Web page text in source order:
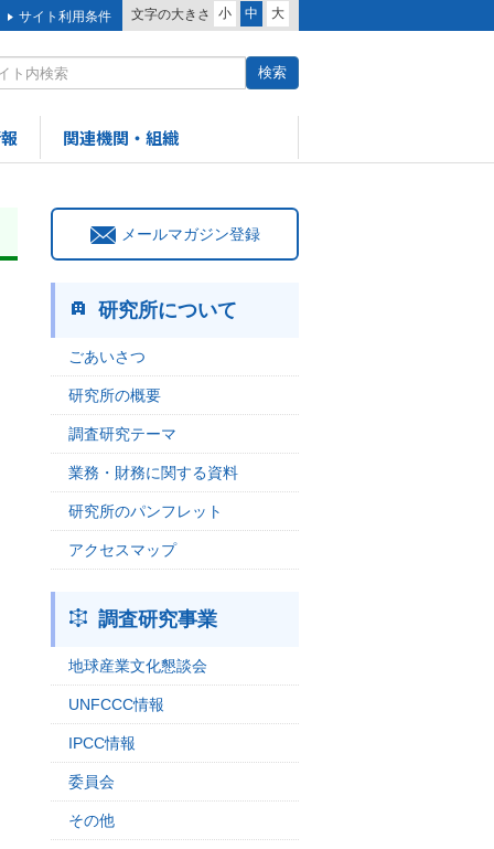
文字の大きさ 小 中 大
サイト利用条件
関連機関・組織
メールマガジン登録
研究所について
ごあいさつ
研究所の概要
調査研究テーマ
業務・財務に関する資料
研究所のパンフレット
アクセスマップ
調査研究事業
地球産業文化懇談会
UNFCCC情報
IPCC情報
委員会
その他